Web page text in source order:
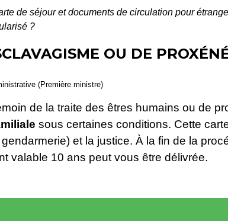
de séjour et documents de circulation pour
?
OU DE
(Première ministre)
de la traite des êtres humains ou de
sous certaines conditions. Cette
et la justice. À la fin de la
valable 10 ans peut vous être délivrée.